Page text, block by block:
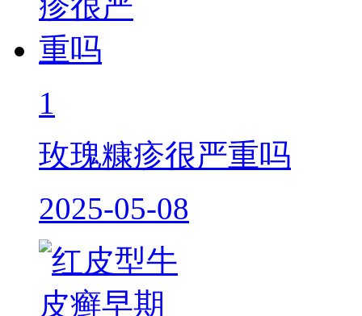
1
玫瑰糠疹很严重吗
2025-05-08